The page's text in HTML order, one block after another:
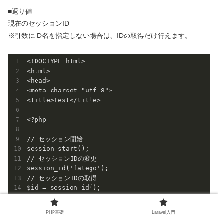
■返り値
現在のセッションID
※引数にID名を指定しない場合は、IDの取得だけ行えます。
<!DOCTYPE html>
<html>
<head>
<meta charset="utf-8">
<title>Test</title>
<?php
// セッション開始
session_start();
// セッションIDの変更
session_id('fatego');
// セッションIDの取得
$id = session_id();
// セッション名の表示
print "セッションID：$id"; // セッションID：fatego
PHP基礎 Laravel入門